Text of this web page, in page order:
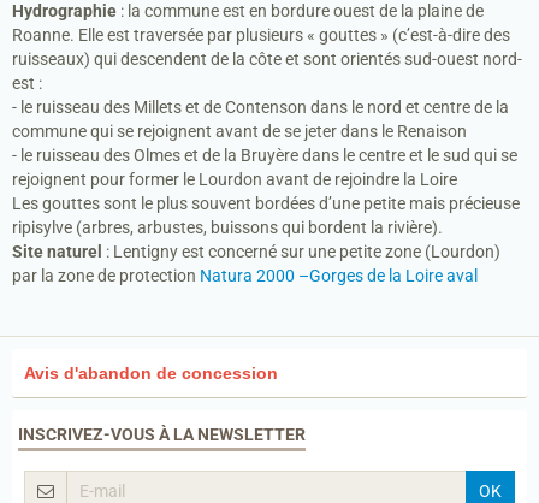
Hydrographie : la commune est en bordure ouest de la plaine de
Roanne. Elle est traversée par plusieurs « gouttes » (c’est-à-dire des
ruisseaux) qui descendent de la côte et sont orientés sud-ouest nord-
est :
- le ruisseau des Millets et de Contenson dans le nord et centre de la
commune qui se rejoignent avant de se jeter dans le Renaison
- le ruisseau des Olmes et de la Bruyère dans le centre et le sud qui se
rejoignent pour former le Lourdon avant de rejoindre la Loire
Les gouttes sont le plus souvent bordées d’une petite mais précieuse
ripisylve (arbres, arbustes, buissons qui bordent la rivière).
Site naturel : Lentigny est concerné sur une petite zone (Lourdon)
par la zone de protection Natura 2000 –Gorges de la Loire aval
Avis d'abandon de concession
INSCRIVEZ-VOUS À LA NEWSLETTER
OK